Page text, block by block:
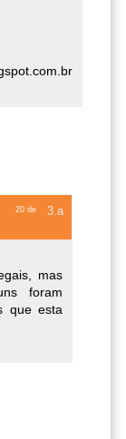
20 de
mas
foram
que esta